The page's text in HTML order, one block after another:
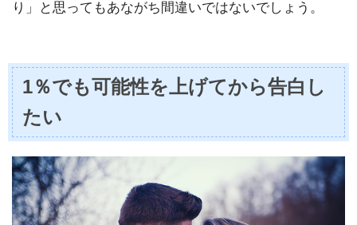
り」と思ってもあながち間違いではないでしょう。
1％でも可能性を上げてから告白し
たい